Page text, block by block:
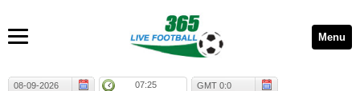
Menu
08-09-2026 07:25 GMT 0:0